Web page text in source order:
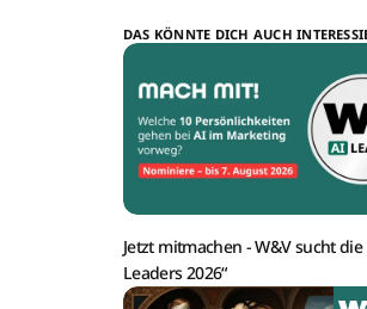
DAS KÖNNTE DICH AUCH
Jetzt mitmachen -W&V sucht die
Leaders 2026“